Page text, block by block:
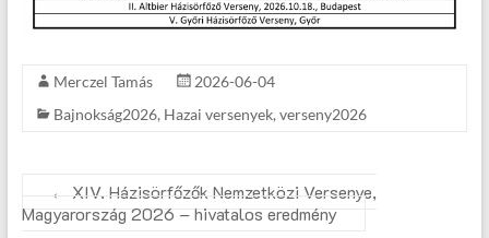
Merczel Tamás
2026-06-04
Bajnokság2026, Hazai versenyek, verseny2026
←
XIV. Házisörfőzők Nemzetközi Versenye,
Magyarország 2026 – hivatalos eredmény